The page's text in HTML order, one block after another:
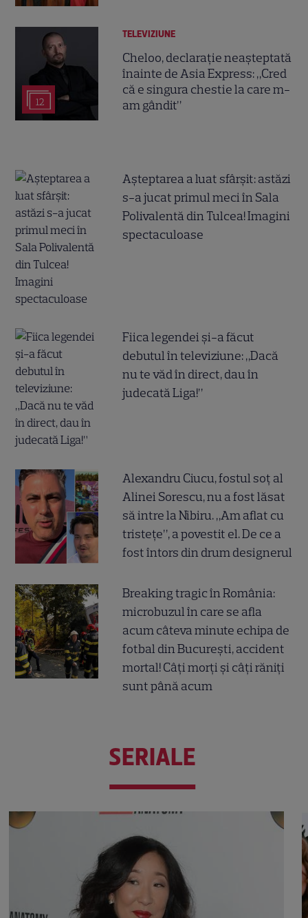
12
TELEVIZIUNE
Cheloo, declarație neașteptată
înainte de Asia Express: „Cred
că e singura chestie la care m-
am gândit”
Așteptarea a luat sfârșit: astăzi
s-a jucat primul meci în Sala
Polivalentă din Tulcea! Imagini
spectaculoase
Fiica legendei și-a făcut
debutul în televiziune: „Dacă
nu te văd în direct, dau în
judecată Liga!”
Alexandru Ciucu, fostul soț al
Alinei Sorescu, nu a fost lăsat
să intre la Nibiru. „Am aflat cu
tristețe”, a povestit el. De ce a
fost întors din drum designerul
Breaking tragic în România:
microbuzul în care se afla
acum câteva minute echipa de
fotbal din București, accident
mortal! Câți morți și câți răniți
sunt până acum
SERIALE